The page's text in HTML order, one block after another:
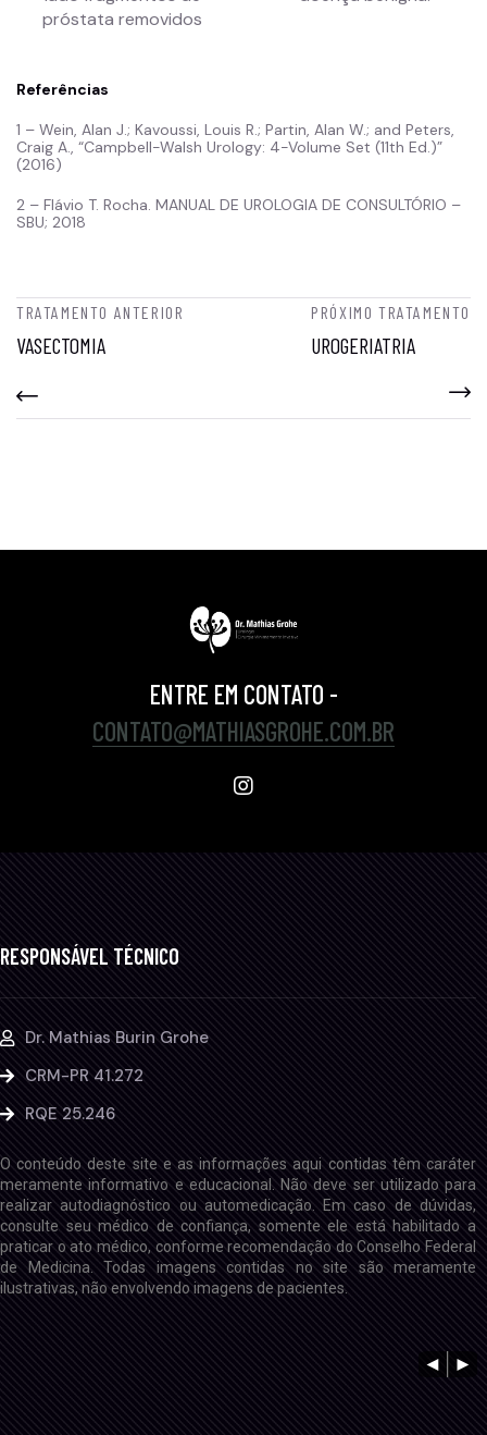
próstata removidos
Referências
1 – Wein, Alan J.; Kavoussi, Louis R.; Partin, Alan W.; and Peters,
Craig A., “Campbell-Walsh Urology: 4-Volume Set (11th Ed.)”
(2016)
2 – Flávio T. Rocha. MANUAL DE UROLOGIA DE CONSULTÓRIO –
SBU; 2018
TRATAMENTO ANTERIOR
VASECTOMIA
PRÓXIMO TRATAMENTO
UROGERIATRIA
ENTRE EM CONTATO -
CONTATO@MATHIASGROHE.COM.BR
RESPONSÁVEL TÉCNICO
Dr. Mathias Burin Grohe
CRM-PR 41.272
RQE 25.246
O conteúdo deste site e as informações aqui contidas têm caráter
meramente informativo e educacional. Não deve ser utilizado para
realizar autodiagnóstico ou automedicação. Em caso de dúvidas,
consulte seu médico de confiança, somente ele está habilitado a
praticar o ato médico, conforme recomendação do Conselho Federal
de Medicina. Todas imagens contidas no site são meramente
ilustrativas, não envolvendo imagens de pacientes.